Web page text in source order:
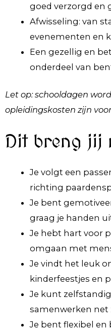
goed verzorgd en
Afwisseling: van
evenementen en
Een gezellig en
onderdeel van
Let op: schooldagen
opleidingskosten zijn
Dit breng jij
Je volgt een
richting
Je bent
graag je handen
Je hebt hart voor
omgaan met
Je vindt het leuk
kinderfeestjes en
Je kunt
samenwerken net
Je bent flexibel en